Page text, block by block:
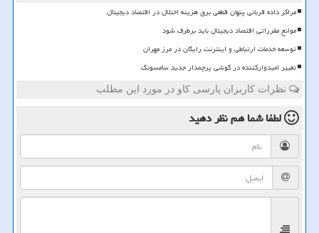
مراکز داده قربانی پنهان قطعی برق هزینه اختلال در اقتصاد دیجیتال
موانع مقرراتی اقتصاد دیجیتال باید برطرف شود
توسعه خدمات ارتباطی و اینترنت رایگان در مرز مهران
تغییر امیدوارکننده در گوشی پرچمدار جدید سامسونگ
نظرات کاربران پارسی کاو در مورد این مطلب
لطفا شما همنظر دهید